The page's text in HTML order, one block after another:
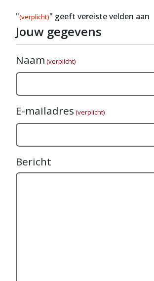
"(verplicht)" geeft vereiste velden aan
Jouw gegevens
Naam (verplicht)
E-mailadres (verplicht)
Bericht